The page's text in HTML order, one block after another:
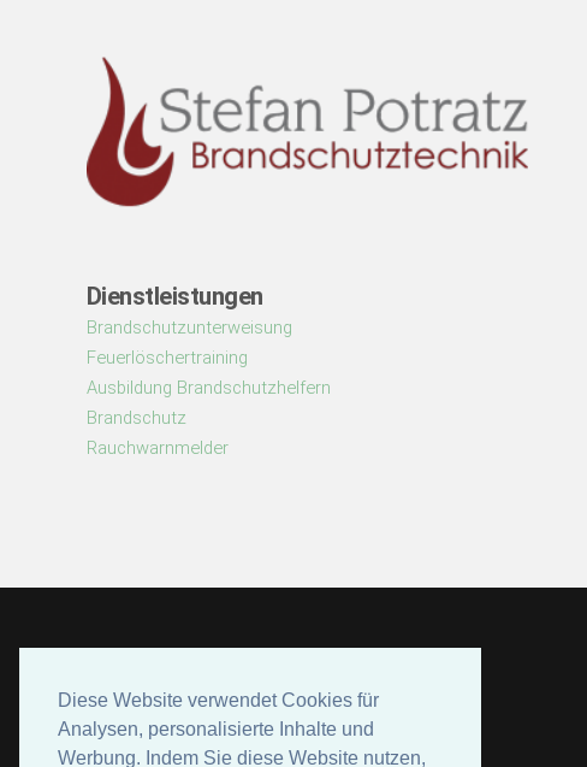
Diese Website verwendet Cookies für
Analysen, personalisierte Inhalte und
Werbung. Indem Sie diese Website nutzen,
Diese Website verwendet Cookies für
Analysen, personalisierte Inhalte und
Werbung. Indem Sie diese Website nutzen,
Dienstleistungen
Brandschutzunterweisung
Feuerlöschertraining
Ausbildung Brandschutzhelfern
Brandschutz
Rauchwarnmelder